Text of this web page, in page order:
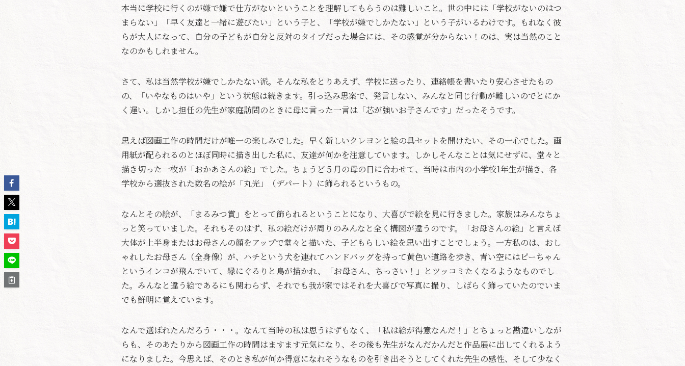
本当に学校に行くのが嫌で嫌で仕方がないということを理解してもらうのは難しいこと。世の中には「学校がないのはつ
まらない」「早く友達と一緒に遊びたい」という子と、「学校が嫌でしかたない」という子がいるわけです。もれなく彼
らが大人になって、自分の子どもが自分と反対のタイプだった場合には、その感覚が分からない！のは、実は当然のこと
なのかもしれません。
さて、私は当然学校が嫌でしかたない派。そんな私をとりあえず、学校に送ったり、連絡帳を書いたり安心させたもの
の、「いやなものはいや」という状態は続きます。引っ込み思案で、発言しない、みんなと同じ行動が難しいのでとにか
く遅い。しかし担任の先生が家庭訪問のときに母に言った一言は「芯が強いお子さんです」だったそうです。
思えば図画工作の時間だけが唯一の楽しみでした。早く新しいクレヨンと絵の具セットを開けたい、その一心でした。画
用紙が配られるのとほぼ同時に描き出した私に、友達が何かを注意しています。しかしそんなことは気にせずに、堂々と
描き切った一枚が「おかあさんの絵」でした。ちょうど５月の母の日に合わせて、当時は市内の小学校1年生が描き、各
学校から選抜された数名の絵が「丸光」（デパート）に飾られるというもの。
なんとその絵が、「まるみつ賞」をとって飾られるということになり、大喜びで絵を見に行きました。家族はみんなちょ
っと笑っていました。それもそのはず、私の絵だけが周りのみんなと全く構図が違うのです。「お母さんの絵」と言えば
大体が上半身またはお母さんの顔をアップで堂々と描いた、子どもらしい絵を思い出すことでしょう。一方私のは、おし
ゃれしたお母さん（全身像）が、ハチという犬を連れてハンドバッグを持って黄色い道路を歩き、青い空にはピーちゃん
というインコが飛んでいて、縁にぐるりと鳥が描かれ、「お母さん、ちっさい！」とツッコミたくなるようなものでし
た。みんなと違う絵であるにも関わらず、それでも我が家ではそれを大喜びで写真に撮り、しばらく飾っていたのでいま
でも鮮明に覚えています。
なんで選ばれたんだろう・・・。なんて当時の私は思うはずもなく、「私は絵が得意なんだ！」とちょっと勘違いしなが
らも、そのあたりから図画工作の時間はますます元気になり、その後も先生がなんだかんだと作品展に出してくれるよう
になりました。今思えば、そのとき私が何か得意になれそうなものを引き出そうとしてくれた先生の感性、そして少なく